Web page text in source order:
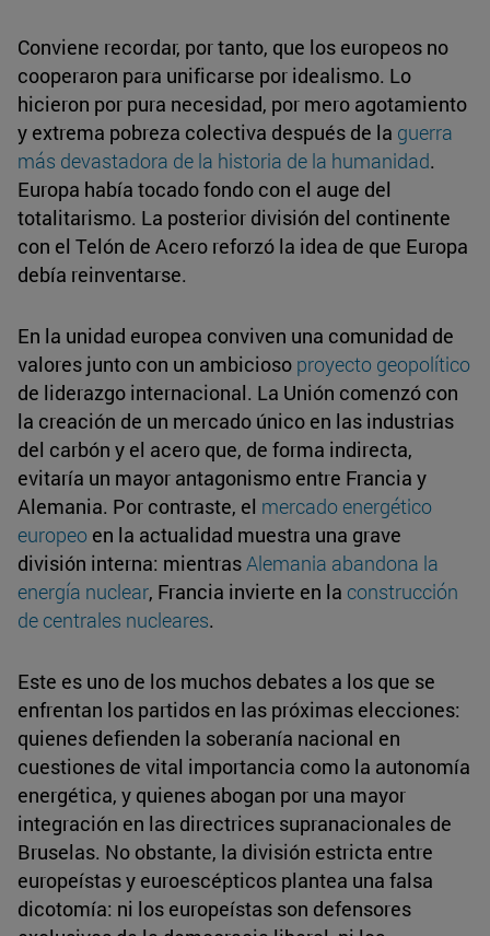
Conviene recordar, por tanto, que los europeos no
cooperaron para unificarse por idealismo. Lo
hicieron por pura necesidad, por mero agotamiento
y extrema pobreza colectiva después de la guerra
más devastadora de la historia de la humanidad.
Europa había tocado fondo con el auge del
totalitarismo. La posterior división del continente
con el Telón de Acero reforzó la idea de que Europa
debía reinventarse.
En la unidad europea conviven una comunidad de
valores junto con un ambicioso proyecto geopolítico
de liderazgo internacional. La Unión comenzó con
la creación de un mercado único en las industrias
del carbón y el acero que, de forma indirecta,
evitaría un mayor antagonismo entre Francia y
Alemania. Por contraste, el mercado energético
europeo en la actualidad muestra una grave
división interna: mientras Alemania abandona la
energía nuclear, Francia invierte en la construcción
de centrales nucleares.
Este es uno de los muchos debates a los que se
enfrentan los partidos en las próximas elecciones:
quienes defienden la soberanía nacional en
cuestiones de vital importancia como la autonomía
energética, y quienes abogan por una mayor
integración en las directrices supranacionales de
Bruselas. No obstante, la división estricta entre
europeístas y euroescépticos plantea una falsa
dicotomía: ni los europeístas son defensores